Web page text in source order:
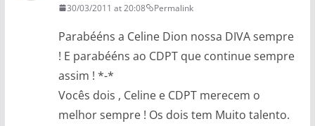
30/03/2011 at 20:08 Permalink
Parabééns a Celine Dion nossa DIVA sempre
! E parabééns ao CDPT que continue sempre
assim ! *-*
Vocês dois , Celine e CDPT merecem o
melhor sempre ! Os dois tem Muito talento.